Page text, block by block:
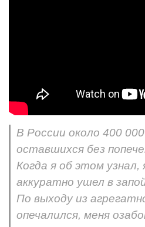
В России около 400
оставшихся без
Когда я об этом узнал,
аккуратно ушел в
По выходу из
опечалился, меня